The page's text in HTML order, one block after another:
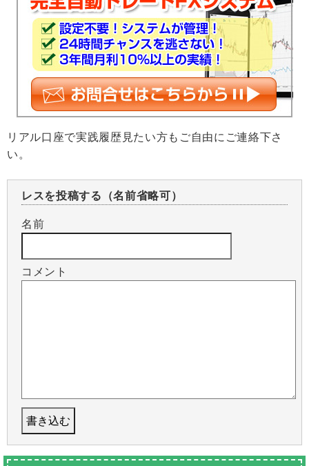
リアル口座で実践履歴見たい方もご自由にご連絡下さ
い。
レスを投稿する（名前省略可）
名前
コメント